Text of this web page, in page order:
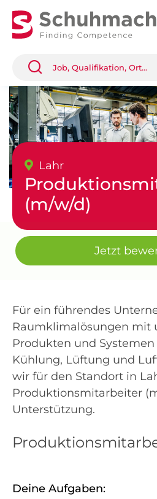
Lahr
(m/w/d)
Jetzt
Für ein führendes
Raumklimalösungen mit
Produkten und Systemen
Kühlung, Lüftung und
wir für den Standort in
Produktionsmitarbeiter
Unterstützung.
Deine Aufgaben: